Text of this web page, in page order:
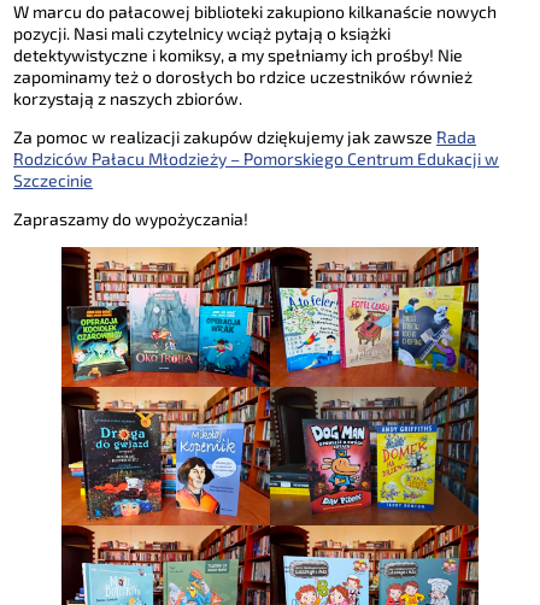
W marcu do pałacowej biblioteki zakupiono kilkanaście nowych
pozycji. Nasi mali czytelnicy wciąż pytają o książki
detektywistyczne i komiksy, a my spełniamy ich prośby! Nie
zapominamy też o dorosłych bo rdzice uczestników również
korzystają z naszych zbiorów.
Za pomoc w realizacji zakupów dziękujemy jak zawsze Rada
Rodziców Pałacu Młodzieży – Pomorskiego Centrum Edukacji w
Szczecinie
Zapraszamy do wypożyczania!